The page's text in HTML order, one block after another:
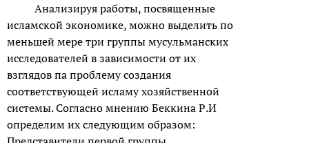
Анализируя работы, посвященные
исламской экономике, можно выделить по
меньшей мере три группы мусульманских
исследователей в зависимости от их
взглядов па проблему создания
соответствующей исламу хозяйственной
системы. Согласно мнению Беккина Р.И
определим их следующим образом: